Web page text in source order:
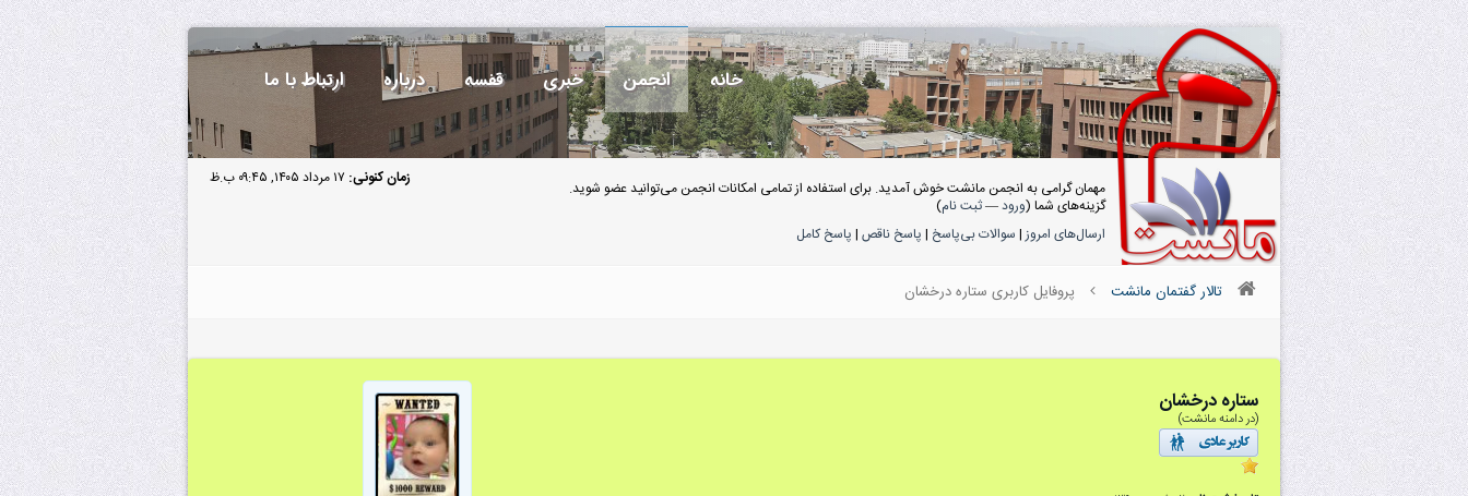
خانه انجمن خبری قفسه درباره ارتباط با ما
زمان کنونی: ۱۷ مرداد ۱۴۰۵, ۰۹:۴۵ ب.ظ
مهمان گرامی به انجمن مانشت خوش آمدید. برای استفاده از تمامی امکانات انجمن می‌توانید عضو شوید.
گزینه‌های شما (ورود—ثبت نام)
ارسال‌های امروز| سوالات بی‌پاسخ | پاسخ ناقص | پاسخ کامل
تالار گفتمان مانشت پروفایل کاربری ستاره درخشان
ستاره درخشان
(در دامنه مانشت)